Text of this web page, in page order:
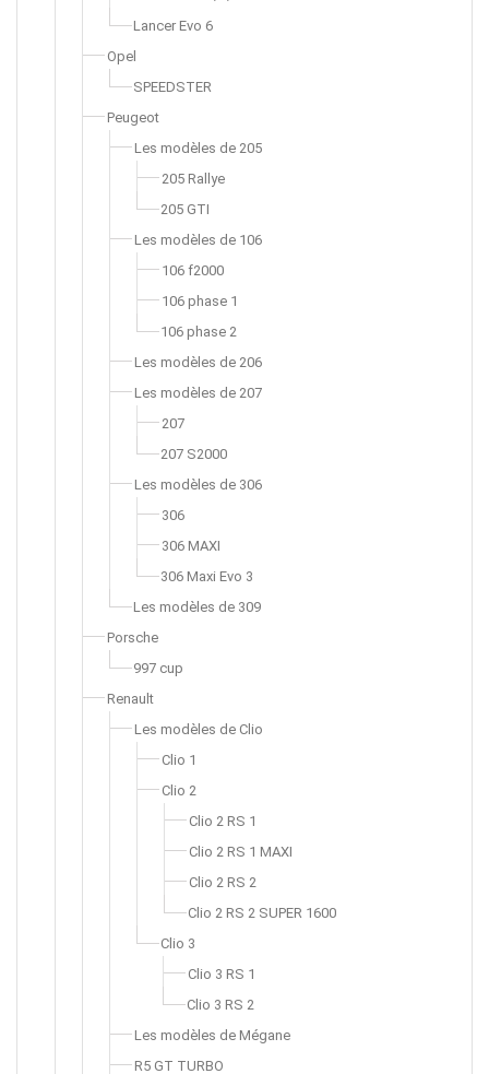
Lancer Evo 6
Opel
SPEEDSTER
Peugeot
Les modèles de 205
205 Rallye
205 GTI
Les modèles de 106
106 f2000
106 phase 1
106 phase 2
Les modèles de 206
Les modèles de 207
207
207 S2000
Les modèles de 306
306
306 MAXI
306 Maxi Evo 3
Les modèles de 309
Porsche
997 cup
Renault
Les modèles de Clio
Clio 1
Clio 2
Clio 2 RS 1
Clio 2 RS 1 MAXI
Clio 2 RS 2
Clio 2 RS 2 SUPER 1600
Clio 3
Clio 3 RS 1
Clio 3 RS 2
Les modèles de Mégane
R5 GT TURBO